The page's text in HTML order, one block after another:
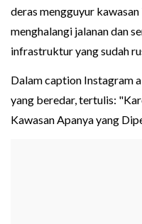
deras mengguyur
menghalangi jalanan dan
infrastruktur yang sudah
Dalam caption Instagram
yang beredar, tertulis:
Kawasan Apanya yang